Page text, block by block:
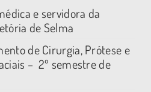
e servidora da
de Selma
de Cirurgia, Prótese e
– 2º semestre de